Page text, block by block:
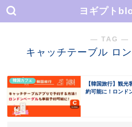
ヨギプト
― TAG ―
キャッチテーブル ロ
韓国カフェ
【韓国旅行】観
約可能に！ロンド